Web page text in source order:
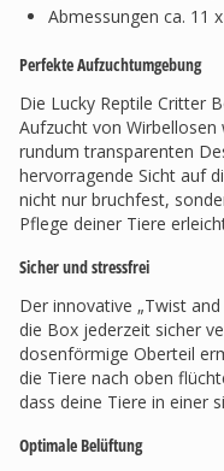
Abmessungen ca. 11
Perfekte Aufzuchtumgebung
Die Lucky Reptile Critter
Aufzucht von
rundum transparenten
hervorragende Sicht auf
nicht nur bruchfest,
Pflege deiner Tiere
Sicher und stressfrei
Der innovative „Twist
die Box jederzeit sicher
dosenförmige Oberteil
die Tiere nach oben
dass deine Tiere in einer
Optimale Belüftung